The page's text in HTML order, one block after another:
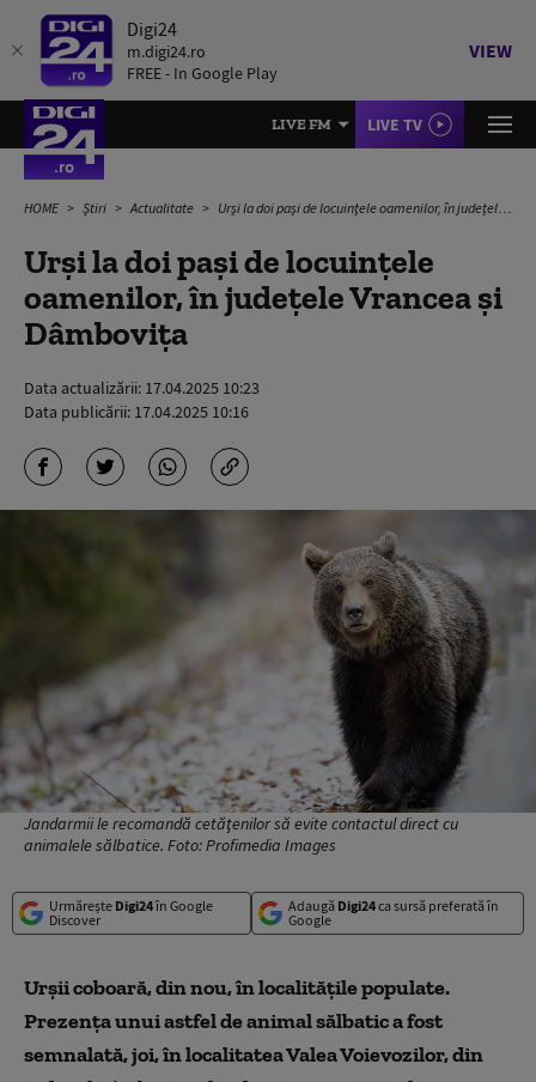
Digi24
m.digi24.ro
FREE - In Google Play
VIEW
LIVE FM LIVE TV
HOME Știri Actualitate Urși la doi pași de locuințele oamenilor, în județele Vrancea și Dâmbovița
Urși la doi pași de locuințele
oamenilor, în județele Vrancea și
Dâmbovița
Data actualizării: 17.04.2025 10:23
Data publicării: 17.04.2025 10:16
Jandarmii le recomandă cetăţenilor să evite contactul direct cu
animalele sălbatice. Foto: Profimedia Images
Urmărește Digi24în Google
Discover
Adaugă Digi24ca sursă preferată în
Google
Urșii coboară, din nou, în localitățile populate.
Prezenţa unui astfel de animal sălbatic a fost
semnalată, joi, în localitatea Valea Voievozilor, din